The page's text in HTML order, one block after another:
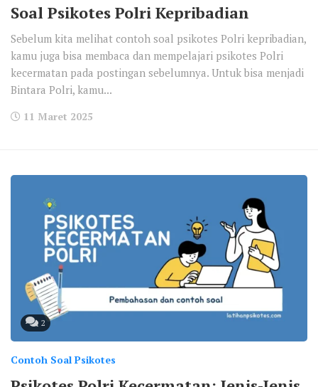
Soal Psikotes Polri Kepribadian
Sebelum kita melihat contoh soal psikotes Polri kepribadian,
kamu juga bisa membaca dan mempelajari psikotes Polri
kecermatan pada postingan sebelumnya. Untuk bisa menjadi
Bintara Polri, kamu...
11 Maret 2025
2
Contoh Soal Psikotes